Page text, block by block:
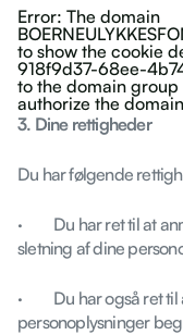
Error: The domain
to show the cookie
918f9d37-68ee-
to the domain
authorize the
3. Dine rettigheder
Du har følgende
· Du har ret til at
sletning af dine
· Du har også ret til
personoplysninger